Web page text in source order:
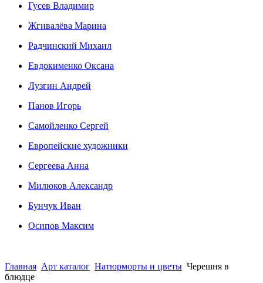
Гусев Владимир
Жгивалёва Марина
Радчинский Михаил
Евдокименко Оксана
Лузгин Андрей
Панов Игорь
Сaмoйленко Сергей
Европейские художники
Сергеева Анна
Милюков Александр
Бунчук Иван
Осипoв Максим
Главная Арт каталог Натюрморты и цветы Черешня в
блюдце